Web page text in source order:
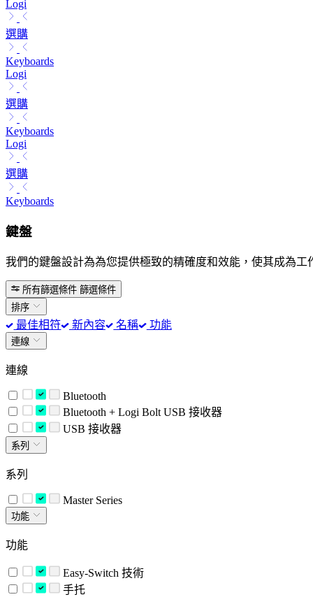
Logi
選購
Keyboards
Logi
選購
Keyboards
Logi
選購
Keyboards
鍵盤
我們的鍵盤設計為為您提供極致的精確度和效能，使其成為工
所有篩選條件 篩選條件
排序
最佳相符 新內容 名稱 功能
連線
連線
Bluetooth
Bluetooth + Logi Bolt USB 接收器
USB 接收器
系列
系列
Master Series
功能
功能
Easy-Switch 技術
手托